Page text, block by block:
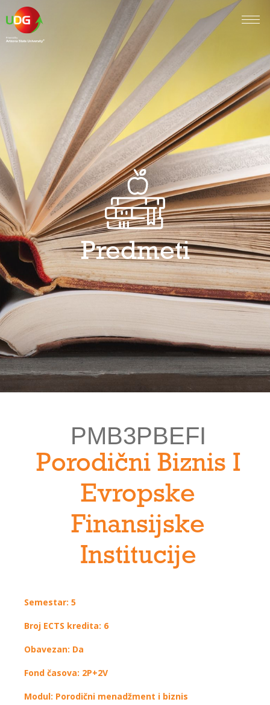
Predmeti
PMB3PBEFI
Porodični Biznis I
Evropske
Finansijske
Institucije
Semestar: 5
Broj ECTS kredita: 6
Obavezan: Da
Fond časova: 2P+2V
Modul: Porodični menadžment i biznis